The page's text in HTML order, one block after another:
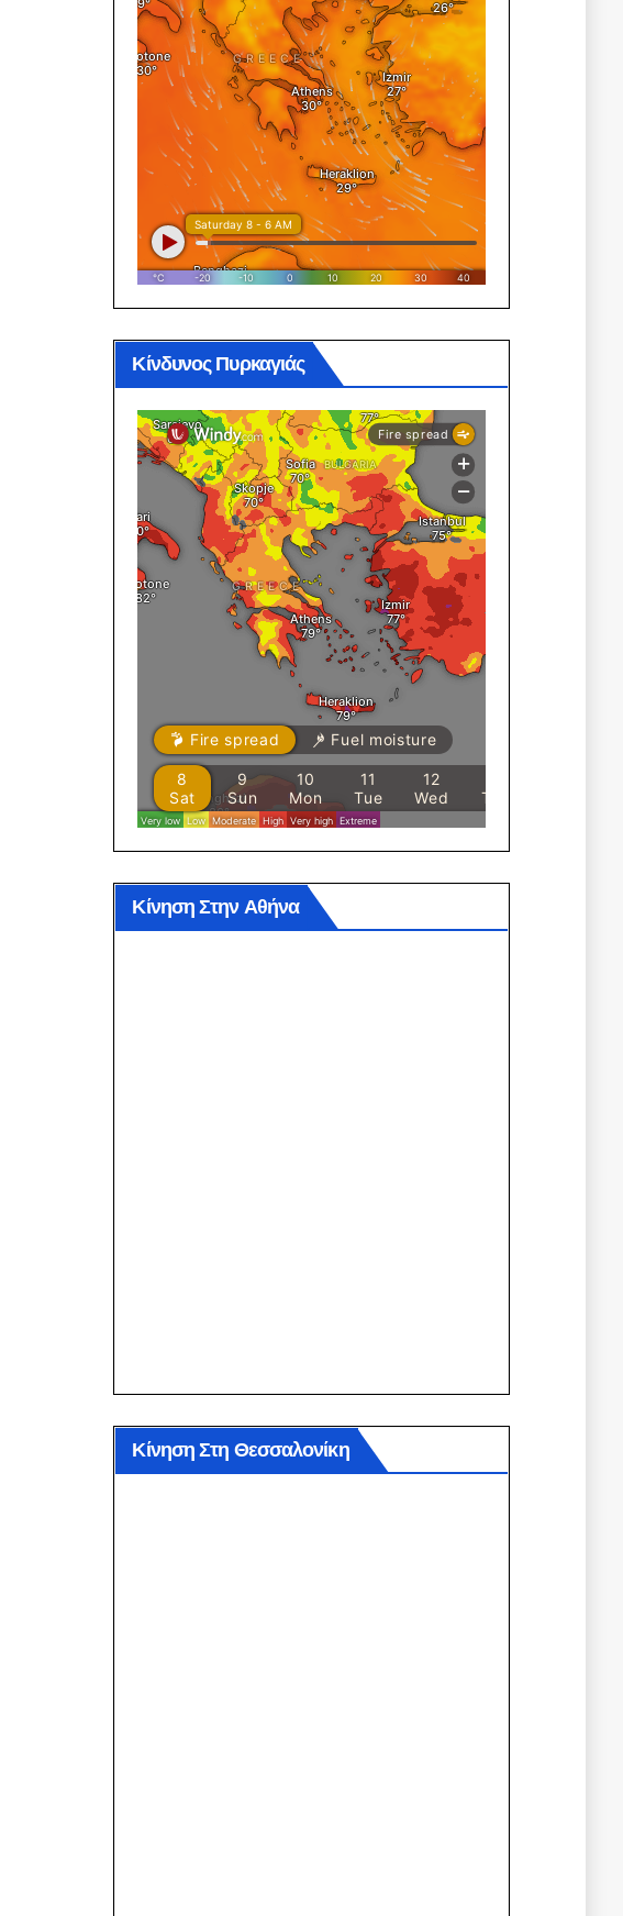
Κίνδυνος Πυρκαγιάς
Κίνηση Στην Αθήνα
Κίνηση Στη Θεσσαλονίκη